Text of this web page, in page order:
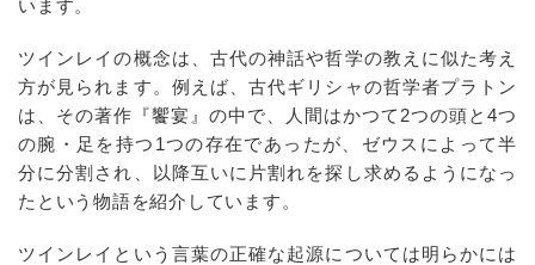
います。
ツインレイの概念は、古代の神話や哲学の教えに似た考え
方が見られます。例えば、古代ギリシャの哲学者プラトン
は、その著作『饗宴』の中で、人間はかつて2つの頭と4つ
の腕・足を持つ1つの存在であったが、ゼウスによって半
分に分割され、以降互いに片割れを探し求めるようになっ
たという物語を紹介しています。
ツインレイという言葉の正確な起源については明らかには